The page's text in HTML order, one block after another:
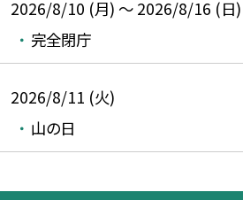
2026/8/10 (月) ～ 2026/8/16 (日)
完全閉庁
2026/8/11 (火)
山の日